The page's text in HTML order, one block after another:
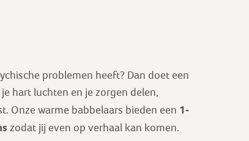
problemen heeft? Dan doet een
hart luchten en je zorgen delen,
Onze warme babbelaars bieden een 1-
zodat jij even op verhaal kan komen.